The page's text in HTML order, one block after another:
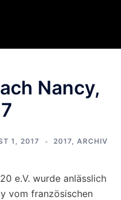
Nancy,
1, 2017 2017, ARCHIV
e.V. wurde anlässlich
vom französischen